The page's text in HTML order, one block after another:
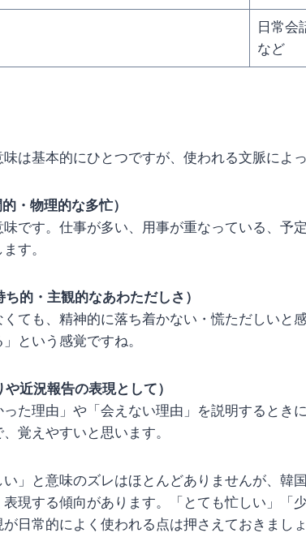
日常会
など
味は基本的にひとつですが、使われる文脈によ
・物理的な多忙）
です。仕事が多い、用事が重なっている、予
す。
的・主観的なあわただしさ）
ても、精神的に落ち着かない・慌ただしいと
という感覚ですね。
近況報告の表現として）
った理由」や「会えない理由」を説明すると
覚えやすいと思います。
い」と意味のズレはほとんどありませんが、韓
現する傾向があります。「とても忙しい」「
日常的によく使われる点は押さえておきましょ